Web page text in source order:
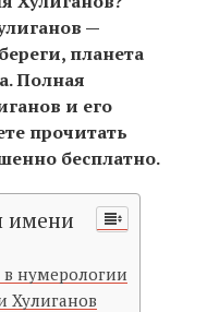
—
планета
Полная
и его
прочитать
бесплатно.
имени
нумерологии
Хулиганов